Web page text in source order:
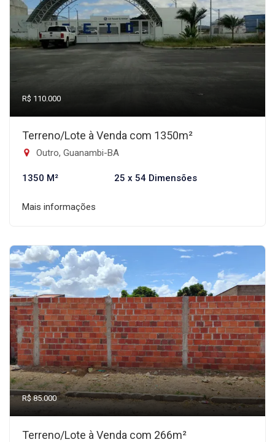
R$ 110.000
Terreno/Lote à Venda com 1350m²
Outro, Guanambi-BA
1350 M² 25 x 54 Dimensões
Mais informações
R$ 85.000
Terreno/Lote à Venda com 266m²